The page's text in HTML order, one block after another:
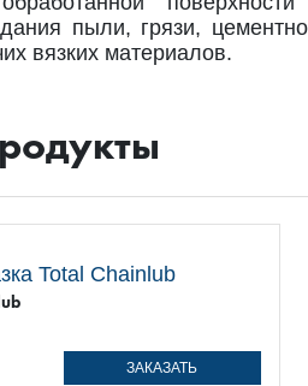
пыли, грязи,
вязких материалов.
ЗАКАЗАТЬ